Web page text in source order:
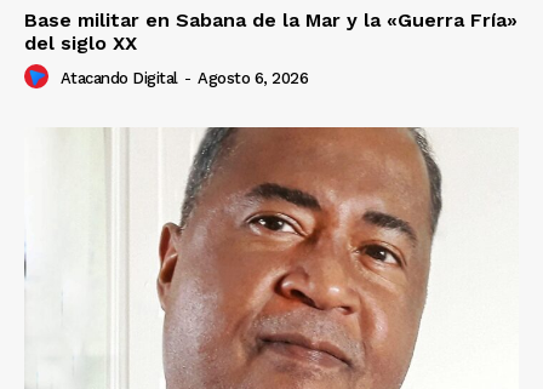
Base militar en Sabana de la Mar y la «Guerra Fría»
del siglo XX
Atacando Digital - Agosto 6, 2026